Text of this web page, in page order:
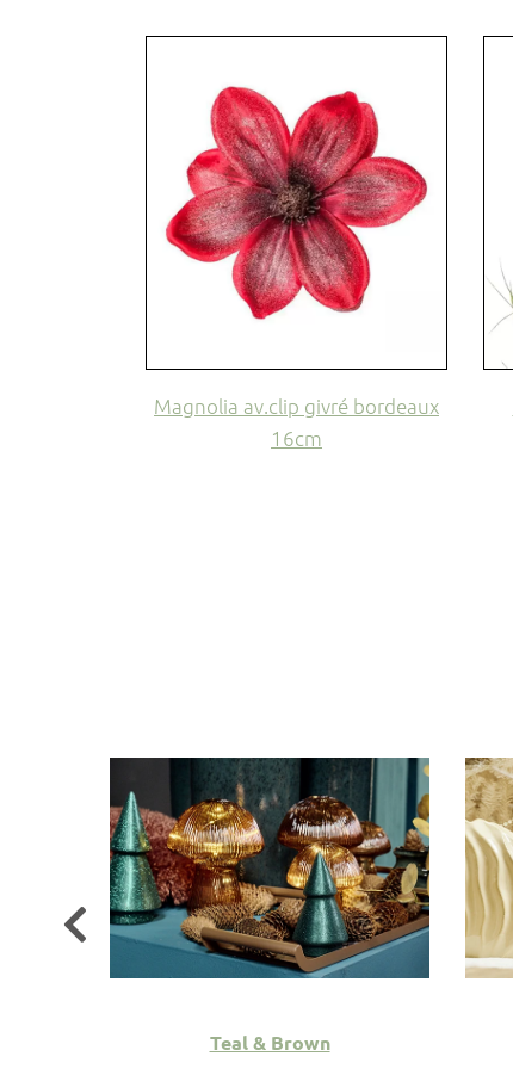
Magnolia av.clip givré bordeaux
16cm
Teal & Brown